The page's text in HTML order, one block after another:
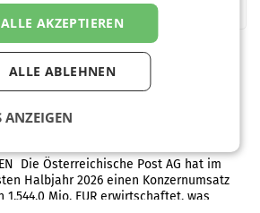
Post: Umsatzplus im
Die Österreichische Post AG hat im
Halbjahr 2026 einen Konzernumsatz
1.544,0 Mio. EUR erwirtschaftet, was
ALLE AKZEPTIEREN
ALLE ABLEHNEN
ANZEIGEN